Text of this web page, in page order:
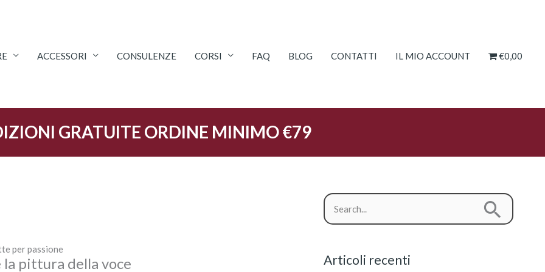
ACCESSORI CONSULENZE CORSI FAQ BLOG CONTATTI IL MIO ACCOUNT €0,00
GRATUITE ORDINE MINIMO €79
per passione
pittura della voce
cArticoli recenti
C
a
e